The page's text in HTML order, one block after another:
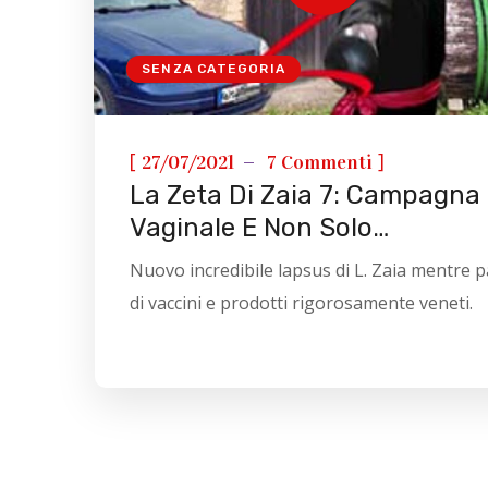
SENZA CATEGORIA
[ 27/07/2021 7 Commenti ]
La Zeta Di Zaia 7: Campagna
Vaginale E Non Solo…
Nuovo incredibile lapsus di L. Zaia mentre
di vaccini e prodotti rigorosamente veneti.